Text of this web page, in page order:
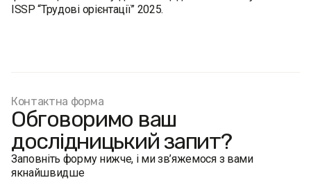
ISSP “Трудові орієнтації” 2025.
Контактна форма
Обговоримо ваш
дослідницький запит?
Заповніть форму нижче, і ми зв’яжемося з вами
якнайшвидше